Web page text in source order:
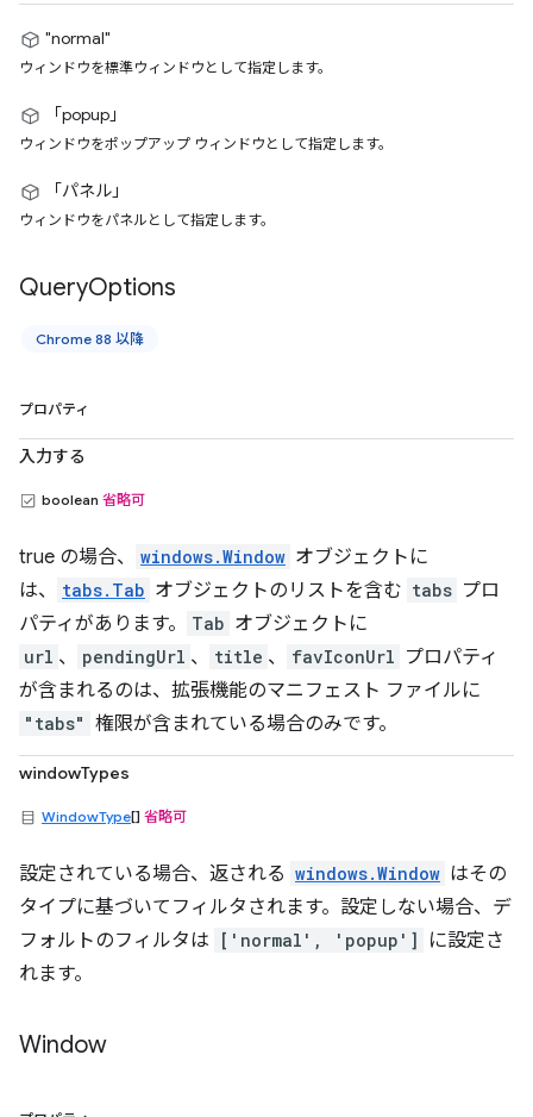
"normal"
ウィンドウを標準ウィンドウとして指定します。
「popup」
ウィンドウをポップアップ ウィンドウとして指定します。
「パネル」
ウィンドウをパネルとして指定します。
QueryOptions
Chrome 88 以降
プロパティ
入力する
boolean 省略可
true の場合、 windows.Window オブジェクトに
は、
tabs.Tab オブジェクトのリストを含む tabs プロ
パティがあります。
Tab オブジェクトに
url 、 pendingUrl 、 title 、 favIconUrl プロパティ
が含まれるのは、拡張機能のマニフェスト ファイルに
"tabs" 権限が含まれている場合のみです。
windowTypes
WindowType[] 省略可
設定されている場合、返される windows.Window はその
タイプに基づいてフィルタされます。設定しない場合、デ
フォルトのフィルタは
['normal', 'popup']
に設定さ
れます。
Window